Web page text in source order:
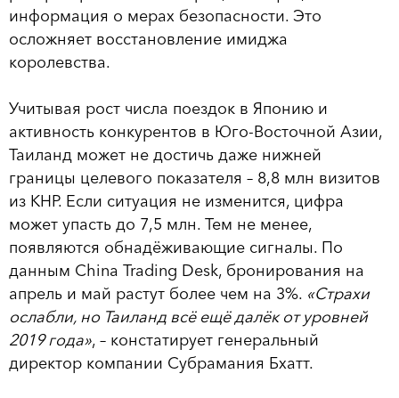
информация о мерах безопасности. Это
осложняет восстановление имиджа
королевства.
Учитывая рост числа поездок в Японию и
активность конкурентов в Юго-Восточной Азии,
Таиланд может не достичь даже нижней
границы целевого показателя – 8,8 млн визитов
из КНР. Если ситуация не изменится, цифра
может упасть до 7,5 млн. Тем не менее,
появляются обнадёживающие сигналы. По
данным China Trading Desk, бронирования на
апрель и май растут более чем на 3%. «Страхи
ослабли, но Таиланд всё ещё далёк от уровней
2019 года», – констатирует генеральный
директор компании Субрамания Бхатт.